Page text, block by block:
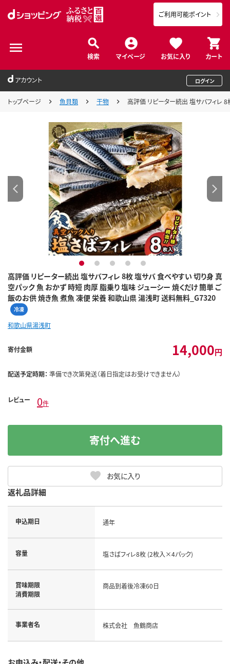
検索 マイページ お気に入り カート
ご利用可能ポイント
アカウント ログイン
トップページ 魚貝類 干物 高評価 リピーター続出 塩サバフィレ
高評価 リピーター続出 塩サバフィレ 8枚 塩サバ 食べやすい 切り身 真
空パック 魚 おかず 時短 肉厚 脂乗り 塩味 ジューシー 焼くだけ 簡単 ご
飯のお供 焼き魚 煮魚 凍便 栄養 和歌山県 湯浅町 送料無料_G7320
冷凍
1 2 3 4 5
和歌山県湯浅町
寄付金額 14,000円
配送予定時期： 準備でき次第発送（着日指定はお受けできません）
レビュー 0件
お気に入り
寄付へ進む
返礼品詳細
申込期日 通年
容量 塩さばフィレ8枚 (2枚入×4パック)
賞味期限
消費期限
商品到着後冷凍60日
事業者名 株式会社 魚鶴商店